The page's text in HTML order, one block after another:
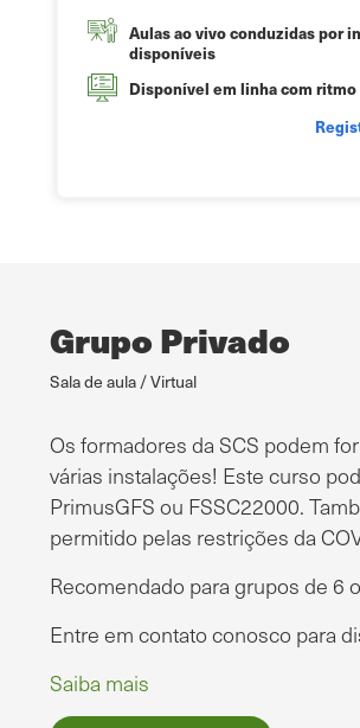
Aulas ao vivo conduzidas por
disponíveis
Disponível em linha com
Grupo Privado
Sala de aula / Virtual
Os formadores da SCS podem
várias instalações! Este curso
PrimusGFS ou FSSC22000.
permitido pelas restrições da
Recomendado para grupos de 6
Entre em contato conosco para
Saiba mais